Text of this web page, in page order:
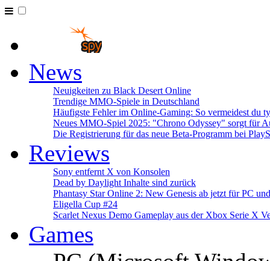
News
Neuigkeiten zu Black Desert Online
Trendige MMO-Spiele in Deutschland
Häufigste Fehler im Online-Gaming: So vermeidest du
Neues MMO-Spiel 2025: "Chrono Odyssey" sorgt für
Die Registrierung für das neue Beta-Programm bei
Reviews
Sony entfernt X von Konsolen
Dead by Daylight Inhalte sind zurück
Phantasy Star Online 2: New Genesis ab jetzt für PC
Eligella Cup #24
Scarlet Nexus Demo Gameplay aus der Xbox Serie X
Games